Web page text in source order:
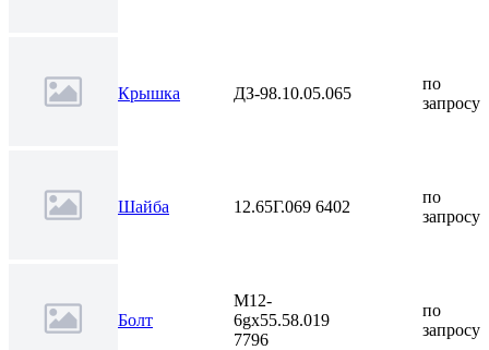
Крышка ДЗ-98.10.05.065
по
запросу
Шайба 12.65Г.069 6402
по
запросу
Болт
М12-
6gх55.58.019
7796
по
запросу